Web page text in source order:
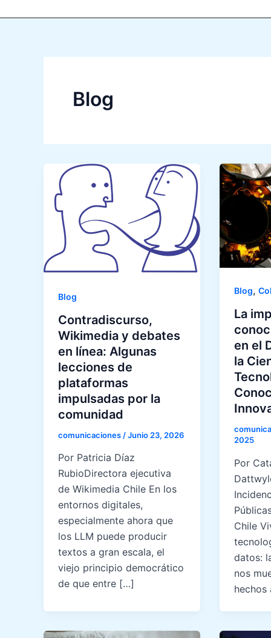
Blog
Blog
Contradiscurso,
Wikimedia y debates
en línea: Algunas
lecciones de
plataformas
impulsadas por la
comunidad
comunicaciones /Junio 23, 2026
Por Patricia Díaz
RubioDirectora ejecutiva
de Wikimedia Chile En los
entornos digitales,
especialmente ahora que
los LLM puede producir
textos a gran escala, el
viejo principio democrático
de que entre […]
Blog,
La
en el
la
2025
Por
Chile
datos:
nos
hechos